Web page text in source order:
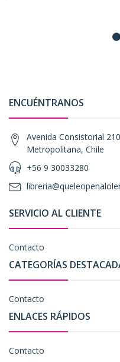
ENCUÉNTRANOS
Avenida Consistorial
Metropolitana, Chile
+56 9 30033280
SERVICIO AL CLIENTE
Contacto
CATEGORÍAS
Contacto
ENLACES RÁPIDOS
Contacto